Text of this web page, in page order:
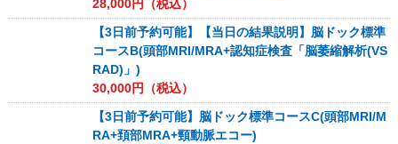
28,000円（税込）
【3日前予約可能】【当日の結果説明】脳ドック標準
コースB(頭部MRI/MRA+認知症検査「脳萎縮解析(VS
RAD)」)
30,000円（税込）
【3日前予約可能】脳ドック標準コースC(頭部MRI/M
RA+頚部MRA+頸動脈エコー)